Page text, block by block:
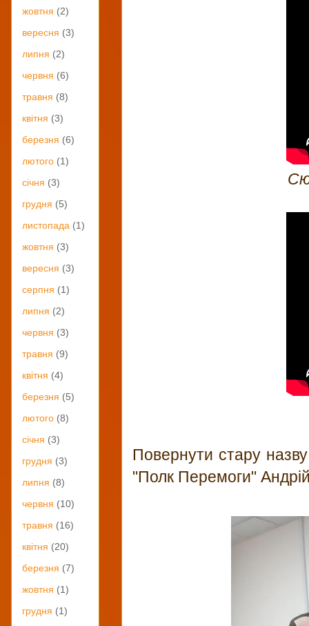
Повернути стару
"Полк Перемоги"
жовтня (2)
вересня (3)
липня (2)
червня (6)
травня (8)
квітня (3)
березня (6)
лютого (1)
січня (3)
грудня (5)
листопада (1)
жовтня (3)
вересня (3)
серпня (1)
липня (2)
червня (3)
травня (9)
квітня (4)
березня (5)
лютого (8)
січня (3)
грудня (3)
липня (8)
червня (10)
травня (16)
квітня (20)
березня (7)
жовтня (1)
грудня (1)